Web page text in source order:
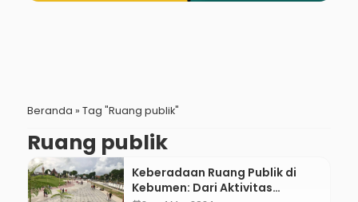
Beranda » Tag "Ruang publik"
Ruang publik
Keberadaan Ruang Publik di
Kebumen: Dari Aktivitas